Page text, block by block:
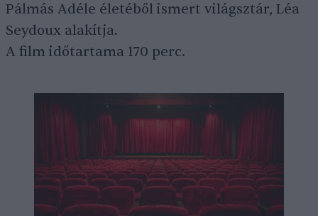
Pálmás Adéle életéből ismert világsztár, Léa
Seydoux alakítja.
A film időtartama 170 perc.